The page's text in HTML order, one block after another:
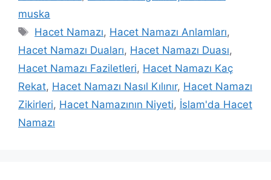
muska
Hacet Namazı, Hacet Namazı Anlamları,
Hacet Namazı Duaları, Hacet Namazı Duası,
Hacet Namazı Faziletleri, Hacet Namazı Kaç
Rekat, Hacet Namazı Nasıl Kılınır, Hacet Namazı
Zikirleri, Hacet Namazının Niyeti, İslam'da Hacet
Namazı